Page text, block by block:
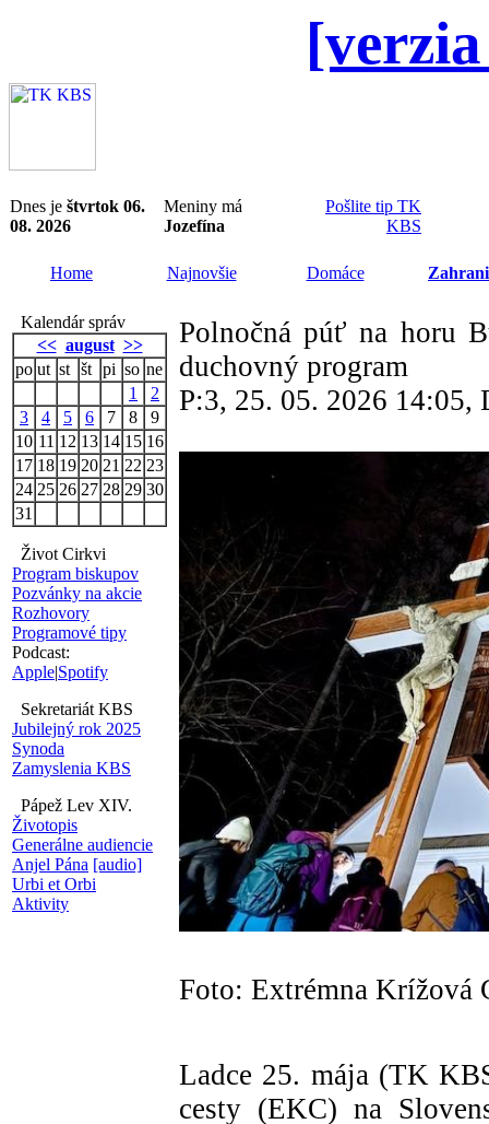
Dnes je štvrtok 06.
08. 2026
Meniny má
Jozefína
Pošlite tip TK
KBS
Home Najnovšie Domáce
Kalendár správ
<< august >>
po ut st št pi so ne
1
2
3
4 5 6 7 8
9
10 11 12 13 14 15 16
17 18 19 20 21 22 23
24 25 26 27 28 29 30
31
Život Cirkvi
Program biskupov
Pozvánky na akcie
Rozhovory
Programové tipy
Podcast:
Apple|Spotify
Sekretariát KBS
Jubilejný rok 2025
Synoda
Zamyslenia KBS
Pápež Lev XIV.
Životopis
Generálne audiencie
Anjel Pána [audio]
Urbi et Orbi
Aktivity
Polnočná púť na horu
duchovný program
P:3, 25. 05. 2026 14:05,
Foto: Extrémna Krížová
Ladce 25. mája (TK
cesty (EKC) na